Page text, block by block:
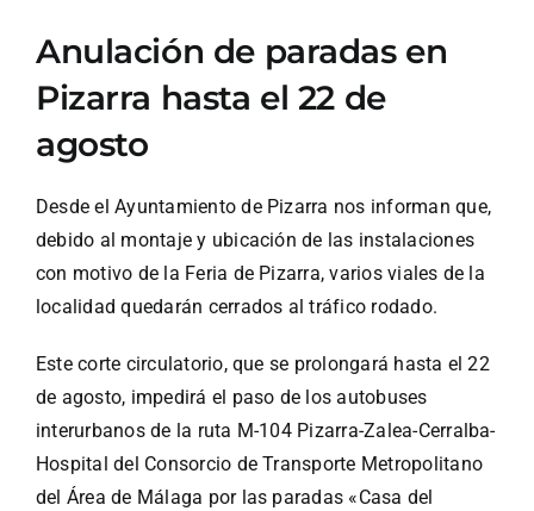
Anulación de paradas en
Pizarra hasta el 22 de
agosto
Desde el Ayuntamiento de Pizarra nos informan que,
debido al montaje y ubicación de las instalaciones
con motivo de la Feria de Pizarra, varios viales de la
localidad quedarán cerrados al tráfico rodado.
Este corte circulatorio, que se prolongará hasta el 22
de agosto, impedirá el paso de los autobuses
interurbanos de la ruta M-104 Pizarra-Zalea-Cerralba-
Hospital del Consorcio de Transporte Metropolitano
del Área de Málaga por las paradas «Casa del